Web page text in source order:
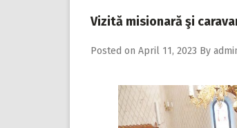
Vizită misionară şi
Posted on April 11, 2023 By